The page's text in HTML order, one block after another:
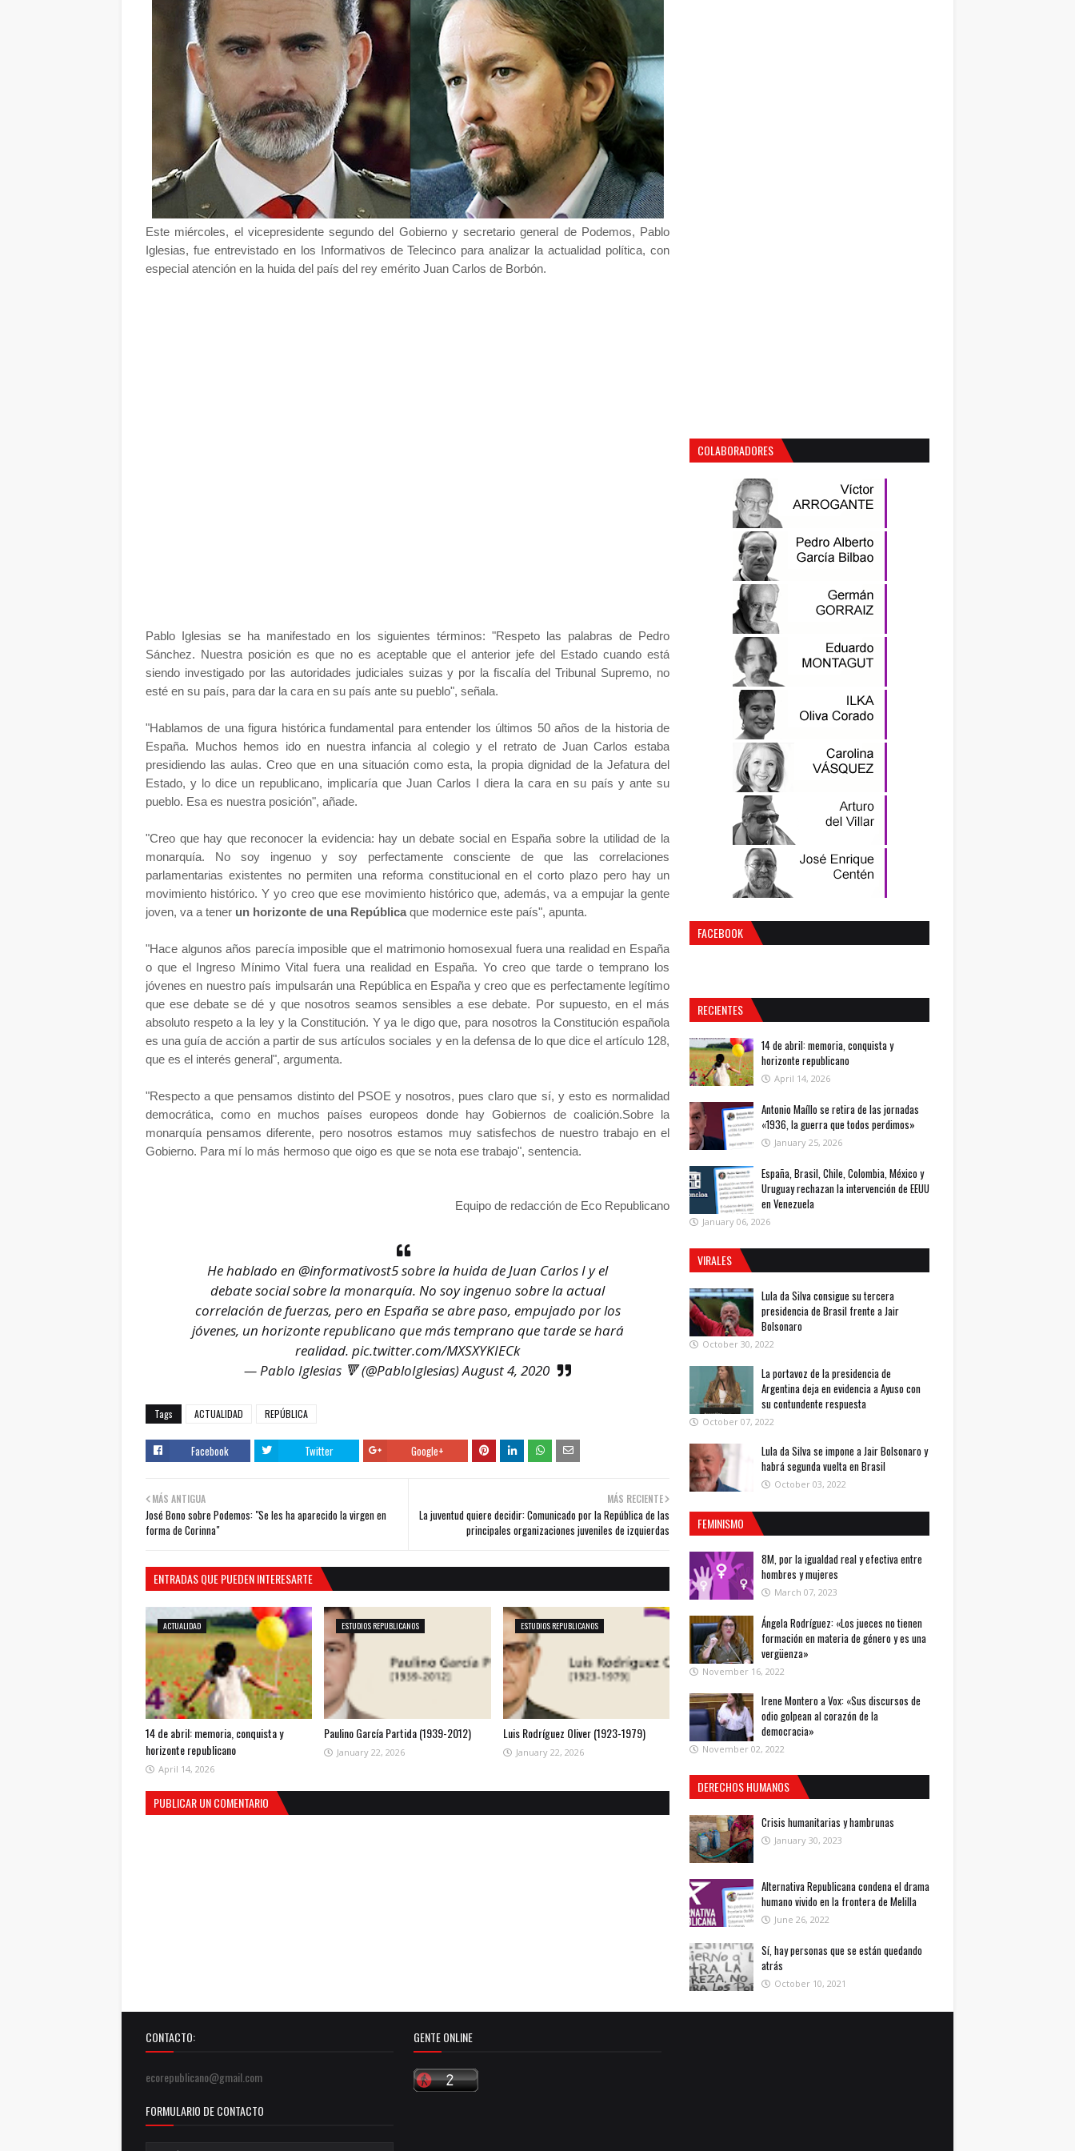
Este miércoles, el vicepresidente segundo del Gobierno y secretario general de Podemos, Pablo
Iglesias, fue entrevistado en los Informativos de Telecinco para analizar la actualidad política, con
especial atención en la huida del país del rey emérito Juan Carlos de Borbón.
Pablo Iglesias se ha manifestado en los siguientes términos: "Respeto las palabras de Pedro
Sánchez. Nuestra posición es que no es aceptable que el anterior jefe del Estado cuando está
siendo investigado por las autoridades judiciales suizas y por la fiscalía del Tribunal Supremo, no
esté en su país, para dar la cara en su país ante su pueblo", señala.
"Hablamos de una figura histórica fundamental para entender los últimos 50 años de la historia de
España. Muchos hemos ido en nuestra infancia al colegio y el retrato de Juan Carlos estaba
presidiendo las aulas. Creo que en una situación como esta, la propia dignidad de la Jefatura del
Estado, y lo dice un republicano, implicaría que Juan Carlos I diera la cara en su país y ante su
pueblo. Esa es nuestra posición", añade.
"Creo que hay que reconocer la evidencia: hay un debate social en España sobre la utilidad de la
monarquía. No soy ingenuo y soy perfectamente consciente de que las correlaciones
parlamentarias existentes no permiten una reforma constitucional en el corto plazo pero hay un
movimiento histórico. Y yo creo que ese movimiento histórico que, además, va a empujar la gente
joven, va a tener un horizonte de una Repúblicaque modernice este país", apunta.
"Hace algunos años parecía imposible que el matrimonio homosexual fuera una realidad en España
o que el Ingreso Mínimo Vital fuera una realidad en España. Yo creo que tarde o temprano los
jóvenes en nuestro país impulsarán una República en España y creo que es perfectamente legítimo
que ese debate se dé y que nosotros seamos sensibles a ese debate. Por supuesto, en el más
absoluto respeto a la ley y la Constitución. Y ya le digo que, para nosotros la Constitución española
es una guía de acción a partir de sus artículos sociales y en la defensa de lo que dice el artículo 128,
que es el interés general", argumenta.
"Respecto a que pensamos distinto del PSOE y nosotros, pues claro que sí, y esto es normalidad
democrática, como en muchos países europeos donde hay Gobiernos de coalición.Sobre la
monarquía pensamos diferente, pero nosotros estamos muy satisfechos de nuestro trabajo en el
Gobierno. Para mí lo más hermoso que oigo es que se nota ese trabajo", sentencia.
Equipo de redacción de Eco Republicano
He hablado en @informativost5sobre la huida de Juan Carlos I y el
debate social sobre la monarquía. No soy ingenuo sobre la actual
correlación de fuerzas, pero en España se abre paso, empujado por los
jóvenes, un horizonte republicano que más temprano que tarde se hará
realidad. pic.twitter.com/MXSXYKIECk
— Pablo Iglesias 🔻 (@PabloIglesias)August 4, 2020
Tags ACTUALIDAD REPÚBLICA
Facebook Twitter Google+
MÁS RECIENTE
La juventud quiere decidir: Comunicado por la República de las
principales organizaciones juveniles de izquierdas
MÁS ANTIGUA
José Bono sobre Podemos: "Se les ha aparecido la virgen en
forma de Corinna"
ENTRADAS QUE PUEDEN INTERESARTE
ACTUALIDAD
14 de abril: memoria, conquista y
horizonte republicano
April 14, 2026
ESTUDIOS REPUBLICANOS
Paulino García Partida (1939-2012)
January 22, 2026
ESTUDIOS REPUBLICANOS
Luis Rodríguez Oliver (1923-1979)
January 22, 2026
PUBLICAR UN COMENTARIO
COLABORADORES
FACEBOOK
RECIENTES
14 de abril: memoria, conquista y
horizonte republicano
April 14, 2026
Antonio Maíllo se retira de las jornadas
«1936, la guerra que todos perdimos»
January 25, 2026
España, Brasil, Chile, Colombia, México y
Uruguay rechazan la intervención de EEUU
en Venezuela
January 06, 2026
VIRALES
Lula da Silva consigue su tercera
presidencia de Brasil frente a Jair
Bolsonaro
October 30, 2022
La portavoz de la presidencia de
Argentina deja en evidencia a Ayuso con
su contundente respuesta
October 07, 2022
Lula da Silva se impone a Jair Bolsonaro y
habrá segunda vuelta en Brasil
October 03, 2022
FEMINISMO
8M, por la igualdad real y efectiva entre
hombres y mujeres
March 07, 2023
Ángela Rodríguez: «Los jueces no tienen
formación en materia de género y es una
vergüenza»
November 16, 2022
Irene Montero a Vox: «Sus discursos de
odio golpean al corazón de la
democracia»
November 02, 2022
DERECHOS HUMANOS
Crisis humanitarias y hambrunas
January 30, 2023
Alternativa Republicana condena el drama
humano vivido en la frontera de Melilla
June 26, 2022
Sí, hay personas que se están quedando
atrás
October 10, 2021
CONTACTO:
ecorepublicano@gmail.com
FORMULARIO DE CONTACTO
GENTE ONLINE